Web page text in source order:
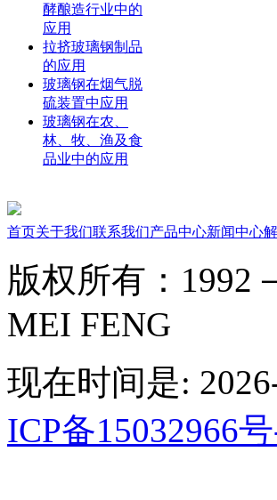
酵酿造行业中的
应用
拉挤玻璃钢制品
的应用
玻璃钢在烟气脱
硫装置中应用
玻璃钢在农、
林、牧、渔及食
品业中的应用
首页关于我们联系我们产品中心新闻中心
版权所有：
MEI FENG
现在时间是:
ICP备15032966